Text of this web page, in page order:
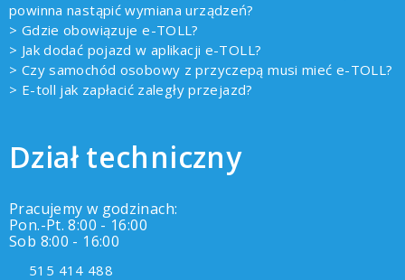
powinna nastąpić wymiana urządzeń?
> Gdzie obowiązuje e-TOLL?
> Jak dodać pojazd w aplikacji e-TOLL?
> Czy samochód osobowy z przyczepą musi mieć e-TOLL?
> E-toll jak zapłacić zaległy przejazd?
Dział techniczny
Pracujemy w godzinach:
Pon.-Pt. 8:00 - 16:00
Sob 8:00 - 16:00
515 414 488